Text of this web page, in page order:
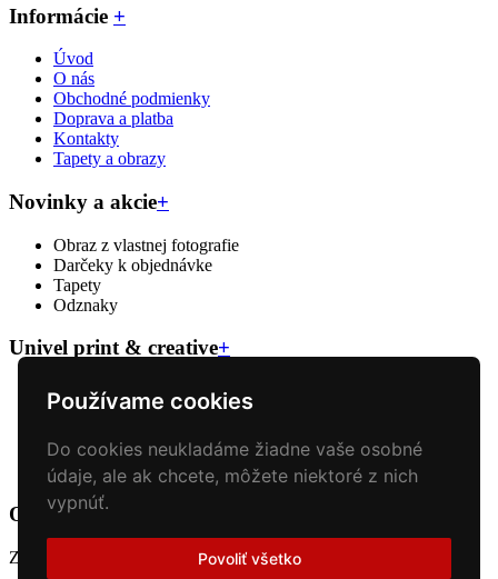
Používame cookies
Do cookies neukladáme žiadne vaše osobné
údaje, ale ak chcete, môžete niektoré z nich
vypnúť.
Povoliť všetko
Informácie +
Úvod
O nás
Obchodné podmienky
Doprava a platba
Kontakty
Tapety a obrazy
Novinky a akcie+
Obraz z vlastnej fotografie
Darčeky k objednávke
Tapety
Odznaky
Univel print & creative+
Veľkoformátova tlač
Reklamný textil
Polepy áut
Tlač plagátov a bannerov
Odber noviniek
Získajte prehľad o novinkách